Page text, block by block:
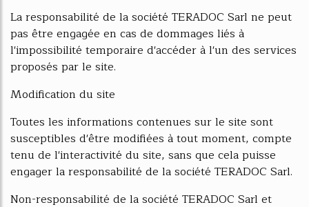
La responsabilité de la société TERADOC Sarl ne peut
pas être engagée en cas de dommages liés à
l'impossibilité temporaire d'accéder à l'un des services
proposés par le site.
Modification du site
Toutes les informations contenues sur le site sont
susceptibles d'être modifiées à tout moment, compte
tenu de l'interactivité du site, sans que cela puisse
engager la responsabilité de la société TERADOC Sarl.
Non-responsabilité de la société TERADOC Sarl et